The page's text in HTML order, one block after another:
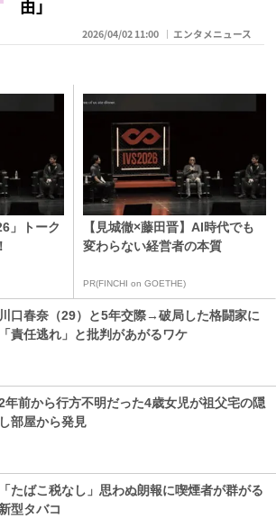
2026/04/02 11:00 エンタメニュース
」トーク
【見城徹×藤田晋】AI時代でも
変わらない経営者の本質
PR(FINCHI on GOETHE)
川口春奈（29）と5年交際→破局した格闘家に
「責任逃れ」と批判があがるワケ
年前から行方不明だった4歳女児が祖父宅の隠
し部屋から発見
「たばこ税なし」思わぬ朗報に喫煙者が群がる
新型タバコ